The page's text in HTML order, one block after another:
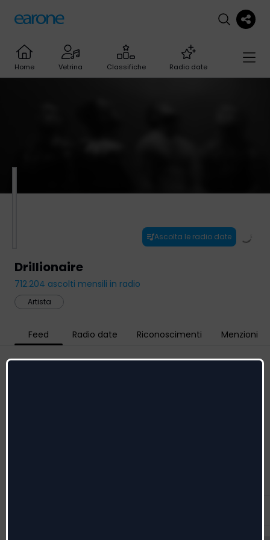
Home Vetrina Classifiche Radio date
Ascolta le radio date
Drillionaire
712.204 ascolti mensili in radio
Artista
Feed Radio date Riconoscimenti Menzioni